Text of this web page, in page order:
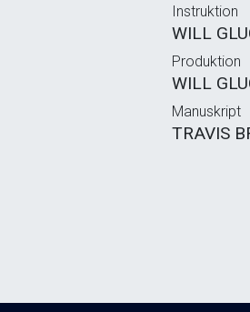
Instruktion
WILL
Produktion
WILL
Manuskript
TRAVIS